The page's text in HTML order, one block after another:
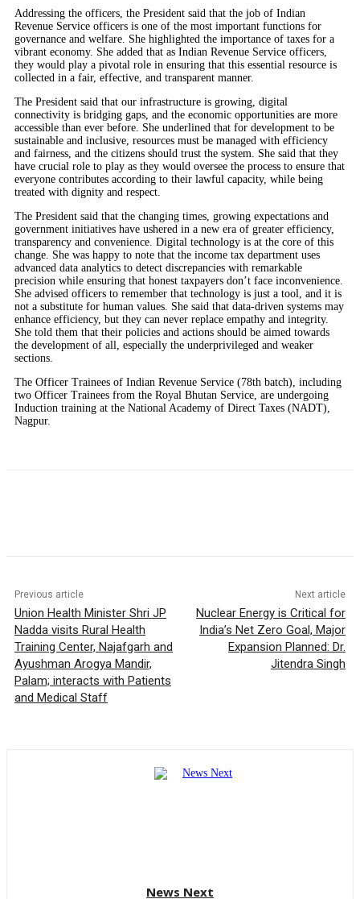
Addressing the officers, the President said that the job of Indian
Revenue Service officers is one of the most important functions for
governance and welfare. She highlighted the importance of taxes for a
vibrant economy. She added that as Indian Revenue Service officers,
they would play a pivotal role in ensuring that this essential resource is
collected in a fair, effective, and transparent manner.
The President said that our infrastructure is growing, digital
connectivity is bridging gaps, and the economic opportunities are more
accessible than ever before. She underlined that for development to be
sustainable and inclusive, resources must be managed with efficiency
and fairness, and the citizens should trust the system. She said that they
have crucial role to play as they would oversee the process to ensure that
everyone contributes according to their lawful capacity, while being
treated with dignity and respect.
The President said that the changing times, growing expectations and
government initiatives have ushered in a new era of greater efficiency,
transparency and convenience. Digital technology is at the core of this
change. She was happy to note that the income tax department uses
advanced data analytics to detect discrepancies with remarkable
precision while ensuring that honest taxpayers don’t face inconvenience.
She advised officers to remember that technology is just a tool, and it is
not a substitute for human values. She said that data-driven systems may
enhance efficiency, but they can never replace empathy and integrity.
She told them that their policies and actions should be aimed towards
the development of all, especially the underprivileged and weaker
sections.
The Officer Trainees of Indian Revenue Service (78th batch), including
two Officer Trainees from the Royal Bhutan Service, are undergoing
Induction training at the National Academy of Direct Taxes (NADT),
Nagpur.
Previous article
Union Health Minister Shri JP
Nadda visits Rural Health
Training Center, Najafgarh and
Ayushman Arogya Mandir,
Palam; interacts with Patients
and Medical Staff
Next article
Nuclear Energy is Critical for
India’s Net Zero Goal, Major
Expansion Planned: Dr.
Jitendra Singh
News Next